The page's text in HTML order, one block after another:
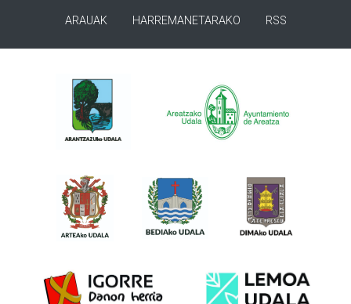
ARAUAK HARREMANETARAKO RSS